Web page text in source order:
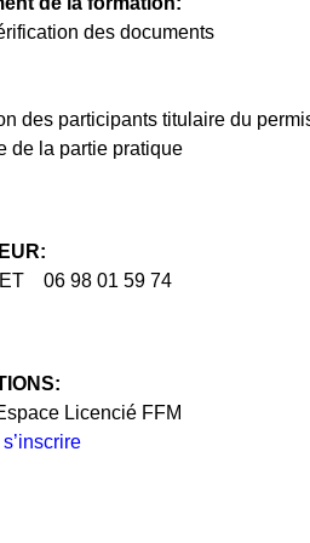
des documents
des participants titulaire du
de la partie pratique
06 98 01 59 74
Licencié FFM